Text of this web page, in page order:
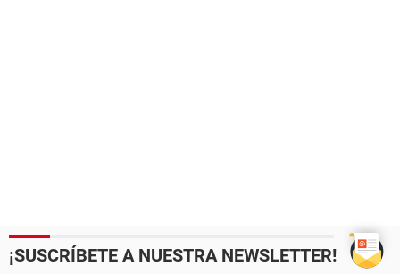
¡SUSCRÍBETE A NUESTRA NEWSLETTER!